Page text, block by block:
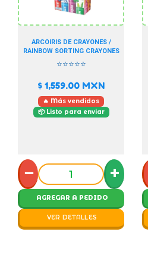
ARCOIRIS DE CRAYONES /
RAINBOW SORTING CRAYONES
⭐⭐⭐⭐⭐
$ 1,559.00 MXN
🔥 Más vendidos
📦 Listo para enviar
− +
AGREGAR A PEDIDO
VER DETALLES